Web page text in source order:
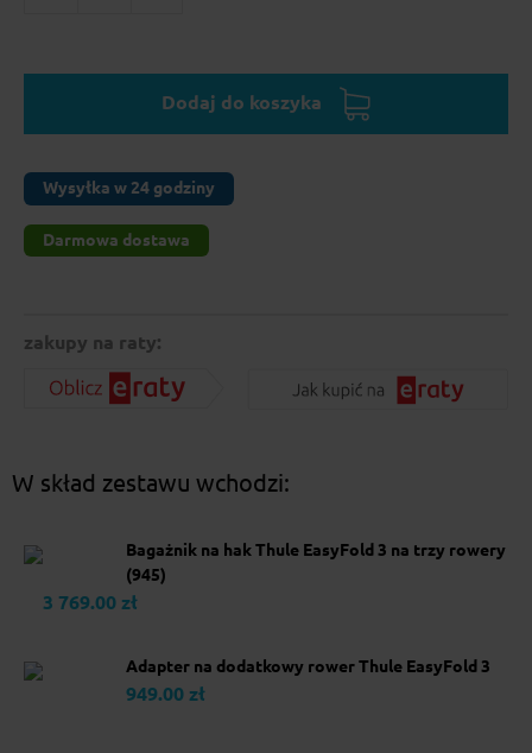
Dodaj do koszyka
Wysyłka w 24 godziny
Darmowa dostawa
zakupy na raty:
W skład zestawu wchodzi:
Bagażnik na hak Thule EasyFold 3 na trzy rowery
(945)
3 769.00 zł
Adapter na dodatkowy rower Thule EasyFold 3
949.00 zł